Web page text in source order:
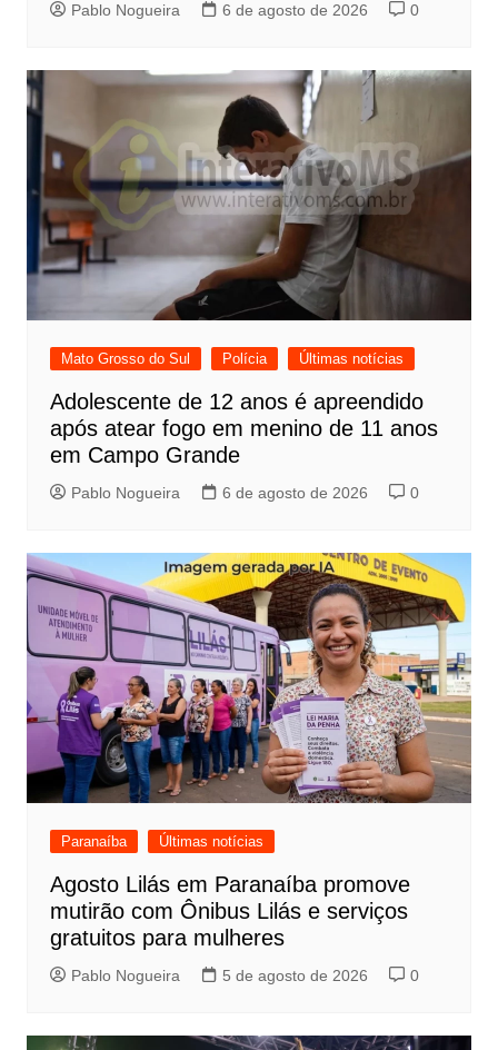
Pablo Nogueira 6 de agosto de 2026 0
Mato Grosso do Sul Polícia Últimas notícias
Adolescente de 12 anos é apreendido
após atear fogo em menino de 11 anos
em Campo Grande
Pablo Nogueira 6 de agosto de 2026 0
Paranaíba Últimas notícias
Agosto Lilás em Paranaíba promove
mutirão com Ônibus Lilás e serviços
gratuitos para mulheres
Pablo Nogueira 5 de agosto de 2026 0